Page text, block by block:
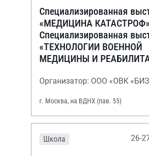
Специализированная
«МЕДИЦИНА
Специализированная
«ТЕХНОЛОГИИ ВОЕННОЙ
МЕДИЦИНЫ И
Организатор: ООО «ОВК
г. Москва, на ВДНХ (пав. 55)
Школа 26-